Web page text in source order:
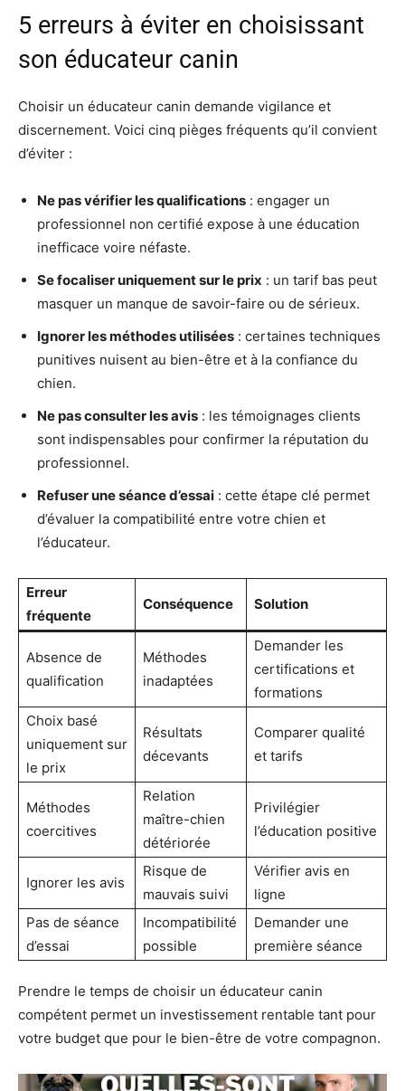
5 erreurs à éviter en choisissant
son éducateur canin
Choisir un éducateur canin demande vigilance et
discernement. Voici cinq pièges fréquents qu’il convient
d’éviter :
Ne pas vérifier les qualifications : engager un
professionnel non certifié expose à une éducation
inefficace voire néfaste.
Se focaliser uniquement sur le prix : un tarif bas peut
masquer un manque de savoir-faire ou de sérieux.
Ignorer les méthodes utilisées : certaines techniques
punitives nuisent au bien-être et à la confiance du
chien.
Ne pas consulter les avis : les témoignages clients
sont indispensables pour confirmer la réputation du
professionnel.
Refuser une séance d’essai : cette étape clé permet
d’évaluer la compatibilité entre votre chien et
l’éducateur.
Erreur
fréquente
Conséquence Solution
Absence de
qualification
Méthodes
inadaptées
Demander les
certifications et
formations
Choix basé
uniquement sur
le prix
Résultats
décevants
Comparer qualité
et tarifs
Méthodes
coercitives
Relation
maître-chien
détériorée
Privilégier
l’éducation positive
Ignorer les avis
Risque de
mauvais suivi
Vérifier avis en
ligne
Pas de séance
d’essai
Incompatibilité
possible
Demander une
première séance
Prendre le temps de choisir un éducateur canin
compétent permet un investissement rentable tant pour
votre budget que pour le bien-être de votre compagnon.